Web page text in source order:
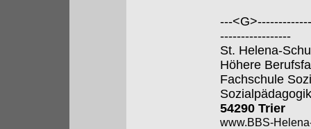
---
-----------------
St. Helena-
Höhere
Fachschule
54290 Trier
www.BBS-